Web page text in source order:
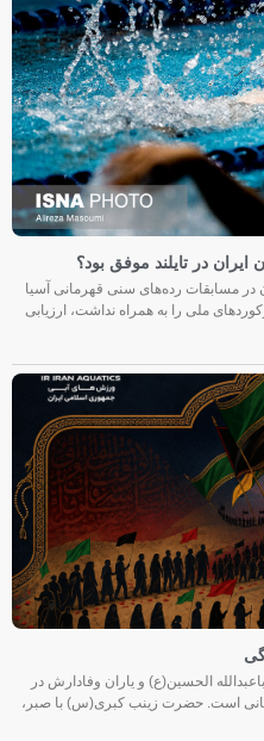
در تایلند موفق بود؟
مسابقات رده‌های سنی قهرمانی آسیا
رکوردهای ملی را به همراه نداشت، ارزیابی
الحسین(ع) و یاران وفادارش در
است. حضرت زینب کبری(س) با صبر،